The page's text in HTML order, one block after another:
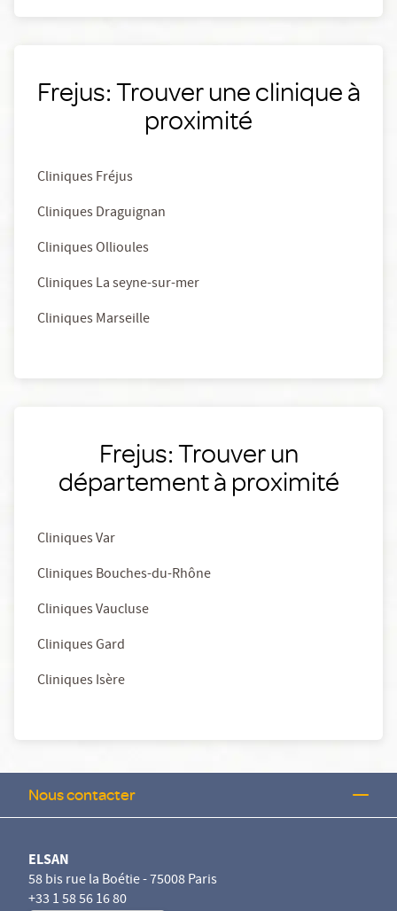
Frejus: Trouver une clinique à
proximité
Cliniques Fréjus
Cliniques Draguignan
Cliniques Ollioules
Cliniques La seyne-sur-mer
Cliniques Marseille
Frejus: Trouver un
département à proximité
Cliniques Var
Cliniques Bouches-du-Rhône
Cliniques Vaucluse
Cliniques Gard
Cliniques Isère
Nous contacter
ELSAN
58 bis rue la Boétie - 75008 Paris
+33 1 58 56 16 80